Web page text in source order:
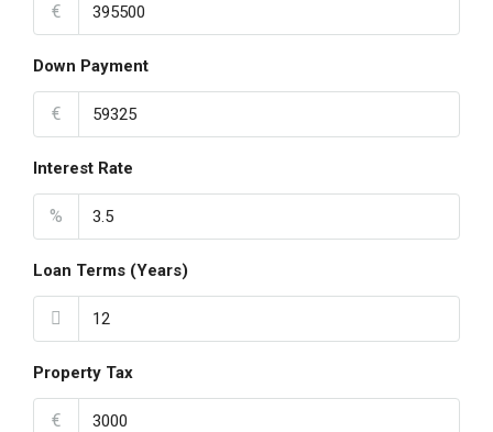
€
Down Payment
€
Interest Rate
%
Loan Terms (Years)
Property Tax
€